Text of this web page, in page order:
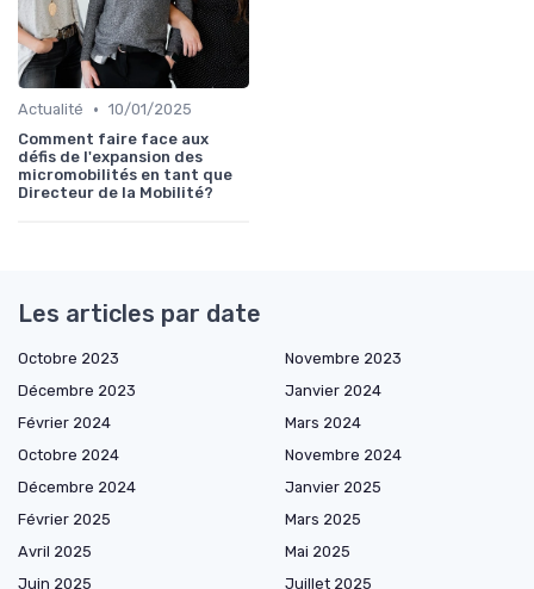
Actualité • 10/01/2025
Comment faire face aux
défis de l'expansion des
micromobilités en tant que
Directeur de la Mobilité?
Les articles par date
Octobre 2023
Novembre 2023
Décembre 2023
Janvier 2024
Février 2024
Mars 2024
Octobre 2024
Novembre 2024
Décembre 2024
Janvier 2025
Février 2025
Mars 2025
Avril 2025
Mai 2025
Juin 2025
Juillet 2025